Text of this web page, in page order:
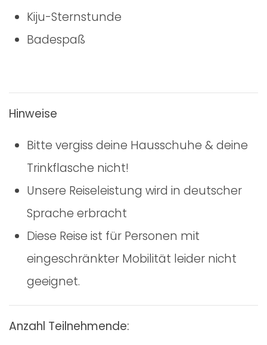
Kiju-Sternstunde
Badespaß
Hinweise
Bitte vergiss deine Hausschuhe & deine
Trinkflasche nicht!
Unsere Reiseleistung wird in deutscher
Sprache erbracht
Diese Reise ist für Personen mit
eingeschränkter Mobilität leider nicht
geeignet.
Anzahl Teilnehmende: